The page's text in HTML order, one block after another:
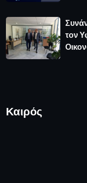
τον
Καιρός